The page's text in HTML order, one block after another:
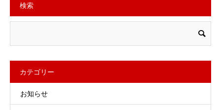
検索
カテゴリー
お知らせ